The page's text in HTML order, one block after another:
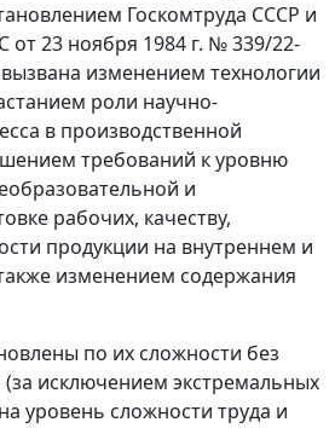
Госкомтруда СССР и
от 23 ноября 1984 г. № 339/22-
изменением технологии
роли научно-
в производственной
требований к уровню
и
рабочих, качеству,
продукции на внутреннем и
изменением содержания
по их сложности без
(за исключением экстремальных
уровень сложности труда и